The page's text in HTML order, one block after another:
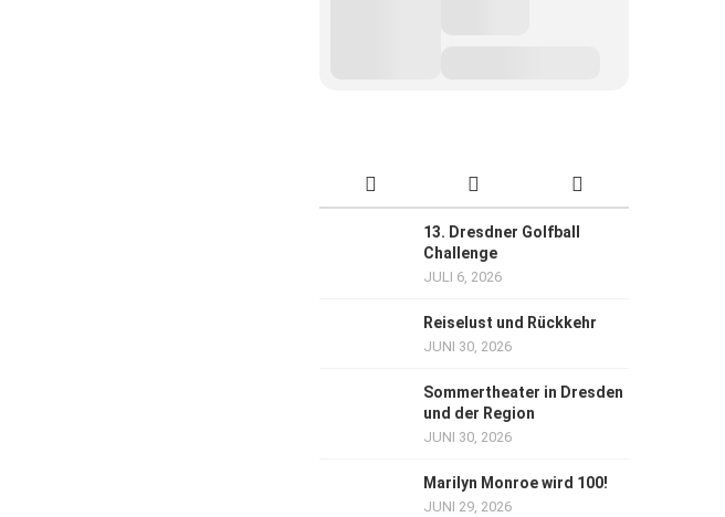
13. Dresdner Golfball
Challenge
JULI 6, 2026
Reiselust und Rückkehr
JUNI 30, 2026
Sommertheater in Dresden
und der Region
JUNI 30, 2026
Marilyn Monroe wird 100!
JUNI 29, 2026